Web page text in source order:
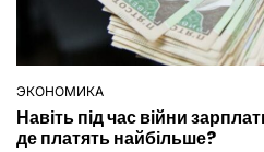
ОПУБЛІКУВАТИ
У
ЭКОНОМИКА
Навіть під час війни
де платять найбільше?